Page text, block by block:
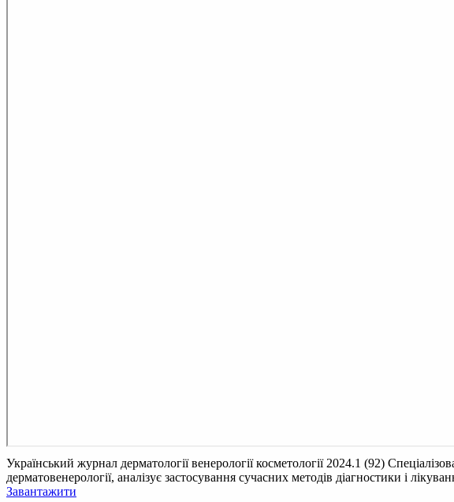
Український журнал дерматології венерології косметології 2024.1 (92)
дерматовенерології, аналізує застосування сучасних методів діагностики і
Завантажити